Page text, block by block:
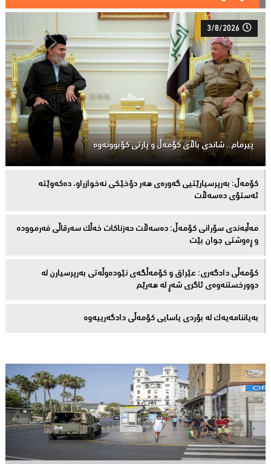
3/8/2026
پیرمام.. شاندی باڵای كۆمه‌ڵ و پارتی كۆبوونه‌وه‌
كۆمەڵ: بەرپرسیارێتیی گەورەی هەر دۆخێکی نەخوازراو، دەكەوێتە
ئەستۆی دەسەڵات
مەڵبەندى سۆرانى کۆمەڵ: دەسەڵات حەزناکات خەڵک سەرقاڵى فەرموودە
و ڕەوشتى جوان بێت
کۆمەڵى دادگەرى: عێراق و كۆمەڵگەی نێودەوڵەتی بەرپرسیارن لە
دوورخستنەوەى ئاگری شەڕ لە هەرێم
بەیاننامەیەک لە بۆردی یاسایی کۆمەڵی دادگەرییەوە